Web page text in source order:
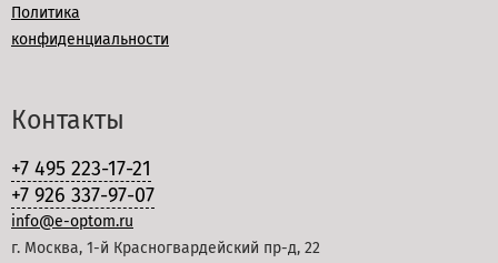
Политика
конфиденциальности
Контакты
+7 495 223-17-21
+7 926 337-97-07
info@e-optom.ru
г. Москва, 1-й Красногвардейский пр-д, 22